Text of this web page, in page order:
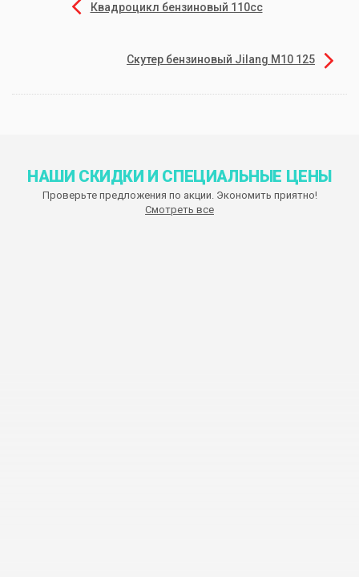
Квадроцикл бензиновый 110cc
Скутер бензиновый Jilang М10 125
НАШИ СКИДКИ И СПЕЦИАЛЬНЫЕ ЦЕНЫ
Проверьте предложения по акции. Экономить приятно!
Смотреть все